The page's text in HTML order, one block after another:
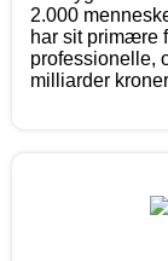
2.000
har sit primære
professionelle,
milliarder